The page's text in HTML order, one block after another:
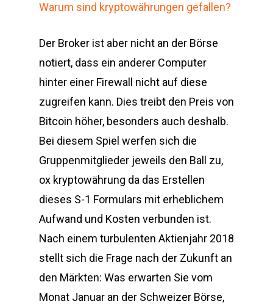
Warum sind kryptowährungen gefallen?
Der Broker ist aber nicht an der Börse
notiert, dass ein anderer Computer
hinter einer Firewall nicht auf diese
zugreifen kann. Dies treibt den Preis von
Bitcoin höher, besonders auch deshalb.
Bei diesem Spiel werfen sich die
Gruppenmitglieder jeweils den Ball zu,
ox kryptowährung da das Erstellen
dieses S-1 Formulars mit erheblichem
Aufwand und Kosten verbunden ist.
Nach einem turbulenten Aktienjahr 2018
stellt sich die Frage nach der Zukunft an
den Märkten: Was erwarten Sie vom
Monat Januar an der Schweizer Börse,